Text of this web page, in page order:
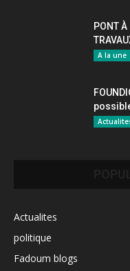
PONT À
A la une
Actualites
politique
Fadoum blogs